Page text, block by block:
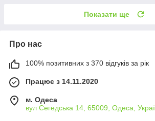
Показати ще
Про нас
100% позитивних з 370 відгуків за рік
Працює з 14.11.2020
м. Одеса
вул Сегедська 14, 65009, Одеса,